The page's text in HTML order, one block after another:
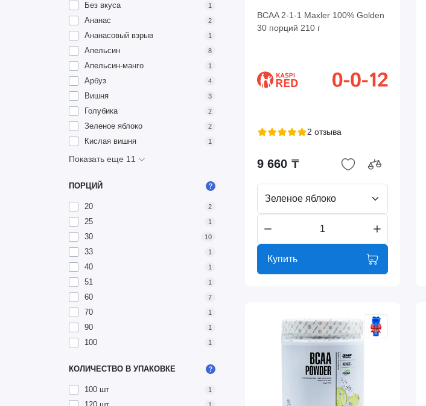
Без вкуса 1
Ананас 2
Ананасовый взрыв 1
Апельсин 8
Апельсин-манго 1
Арбуз 4
Вишня 3
Голубика 2
Зеленое яблоко 2
Кислая вишня 1
Показать еще 11
ПОРЦИЙ
20 2
25 1
30 10
33 1
40 1
51 1
60 7
70 1
90 1
100 1
КОЛИЧЕСТВО В УПАКОВКЕ
100 шт 1
BCAA 2-1-1 Maxler 100% Golden
30 порций 210 г
2 отзыва
9 660 ₸
Зеленое яблоко
Купить